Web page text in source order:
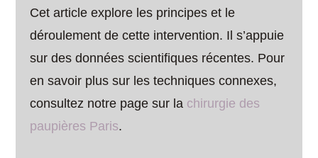
Cet article explore les principes et le
déroulement de cette intervention. Il s’appuie
sur des données scientifiques récentes. Pour
en savoir plus sur les techniques connexes,
consultez notre page sur la chirurgie des
paupières Paris.